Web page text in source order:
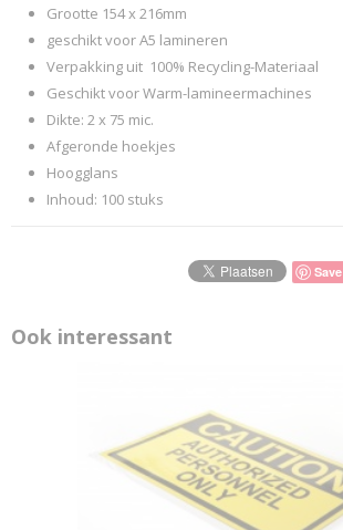
Grootte 154 x 216mm
geschikt voor A5 lamineren
Verpakking uit 100% Recycling-Materiaal
Geschikt voor Warm-lamineermachines
Dikte: 2 x 75 mic.
Afgeronde hoekjes
Hoogglans
Inhoud: 100 stuks
Save
Ook interessant